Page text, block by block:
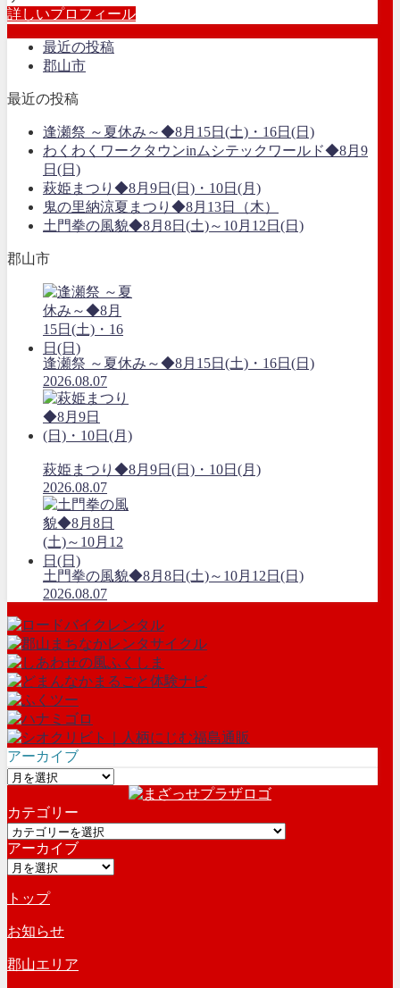
詳しいプロフィール
最近の投稿
郡山市
最近の投稿
逢瀬祭 ～夏休み～◆8月15日(土)・16日(日)
わくわくワークタウンinムシテックワールド◆8月9
日(日)
萩姫まつり◆8月9日(日)・10日(月)
鬼の里納涼夏まつり◆8月13日（木）
土門拳の風貌◆8月8日(土)～10月12日(日)
郡山市
逢瀬祭 ～夏休み～◆8月15日(土)・16日(日)
2026.08.07
萩姫まつり◆8月9日(日)・10日(月)
2026.08.07
土門拳の風貌◆8月8日(土)～10月12日(日)
2026.08.07
アーカイブ
ア
カ
イ
ブ
カテゴリー
カ
テ
ゴ
ー
アーカイブ
ア
カ
イ
ブ
トップ
お知らせ
郡山エリア